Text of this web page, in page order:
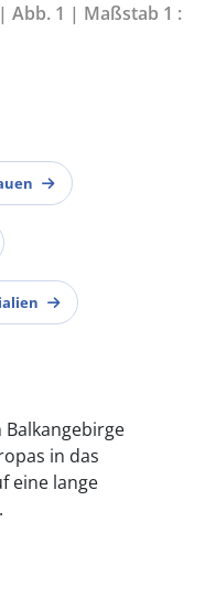
Abb. 1 | Maßstab 1 :
Balkangebirge
in das
eine lange